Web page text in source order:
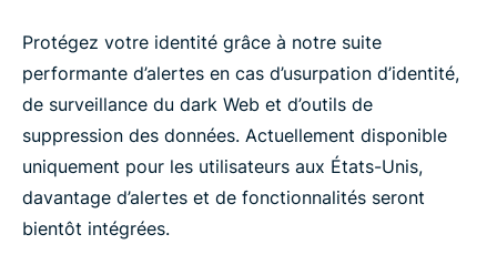
Protégez votre identité grâce à notre suite
performante d’alertes en cas d’usurpation d’identité,
de surveillance du dark Web et d’outils de
suppression des données. Actuellement disponible
uniquement pour les utilisateurs aux États-Unis,
davantage d’alertes et de fonctionnalités seront
bientôt intégrées.